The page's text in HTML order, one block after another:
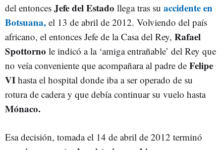
del entonces Jefe del Estado llega tras su accidente en
Botsuana, el 13 de abril de 2012. Volviendo del país
africano, el entonces Jefe de la Casa del Rey, Rafael
Spottorno le indicó a la ‘amiga entrañable’ del Rey que
no veía conveniente que acompañara al padre de Felipe
VI hasta el hospital donde iba a ser operado de su
rotura de cadera y que debía continuar su vuelo hasta
Mónaco.
Esa decisión, tomada el 14 de abril de 2012 terminó